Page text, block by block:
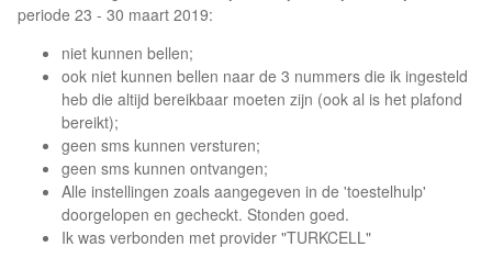
periode 23 - 30 maart 2019:
niet kunnen bellen;
ook niet kunnen bellen naar de 3 nummers die ik ingesteld
heb die altijd bereikbaar moeten zijn (ook al is het plafond
bereikt);
geen sms kunnen versturen;
geen sms kunnen ontvangen;
Alle instellingen zoals aangegeven in de 'toestelhulp'
doorgelopen en gecheckt. Stonden goed.
Ik was verbonden met provider "TURKCELL"